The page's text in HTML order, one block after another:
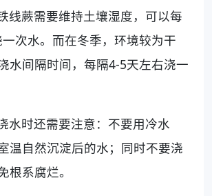
线蕨需要维持土壤湿度，可以每
次水。而在冬季，环境较为干
水间隔时间，每隔4-5天左右浇一
水时还需要注意：不要用冷水
温自然沉淀后的水；同时不要浇
根系腐烂。